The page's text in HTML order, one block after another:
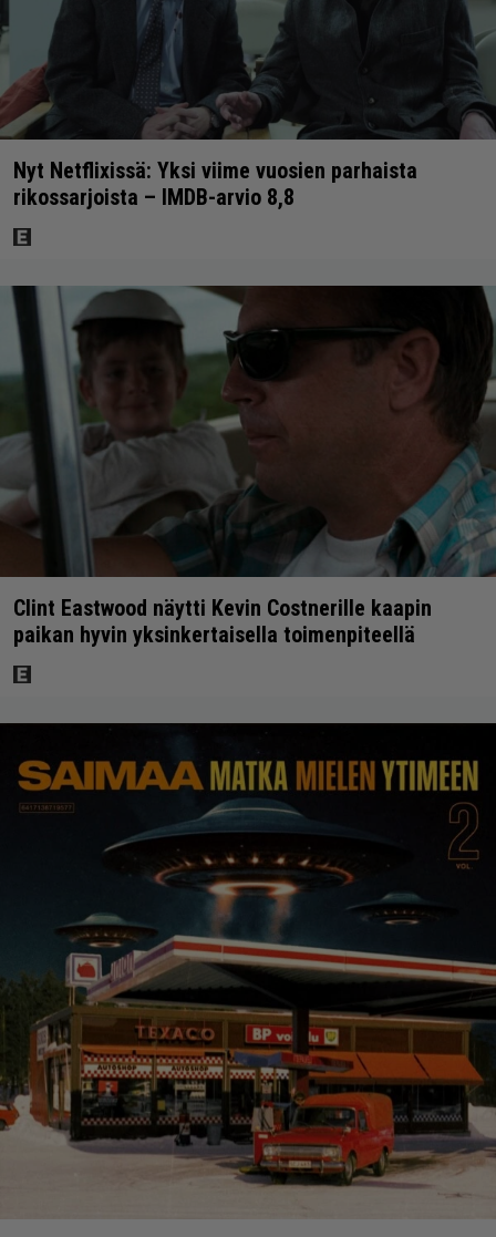
Nyt Netflixissä: Yksi viime vuosien parhaista
rikossarjoista – IMDB-arvio 8,8
Clint Eastwood näytti Kevin Costnerille kaapin
paikan hyvin yksinkertaisella toimenpiteellä